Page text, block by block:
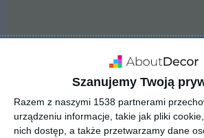
Szanujemy Twoją
Razem z naszymi 1538 partnerami
urządzeniu informacje, takie jak pliki
nich dostęp, a także przetwarzamy dane